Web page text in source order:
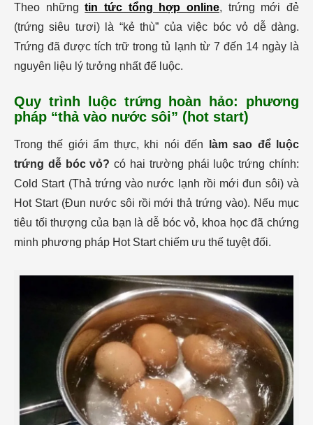
Theo nhữngtin tức tổng hợp online, trứng mới đẻ
(trứng siêu tươi) là “kẻ thù” của việc bóc vỏ dễ dàng.
Trứng đã được tích trữ trong tủ lạnh từ 7 đến 14 ngày là
nguyên liệu lý tưởng nhất để luộc.
Quy trình luộc trứng hoàn hảo: phương
pháp “thả vào nước sôi” (hot start)
Trong thế giới ẩm thực, khi nói đến
làm sao để luộc
trứng dễ bóc vỏ? có hai trường phái luộc trứng chính:
Cold Start (Thả trứng vào nước lạnh rồi mới đun sôi) và
Hot Start (Đun nước sôi rồi mới thả trứng vào). Nếu mục
tiêu tối thượng của bạn là dễ bóc vỏ, khoa học đã chứng
minh phương pháp Hot Start chiếm ưu thế tuyệt đối.